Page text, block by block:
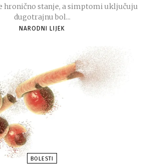
hronično stanje, a simptomi uključuju
dugotrajnu bol...
NARODNI LIJEK
BOLESTI